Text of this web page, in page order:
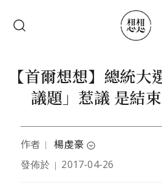
【首爾想想】總統大
議題」惹議 是結
作者 ｜ 楊虔豪 expand_circle_down
本文作者是駐韓獨立記者。自成
發佈於 ｜ 2017-04-26